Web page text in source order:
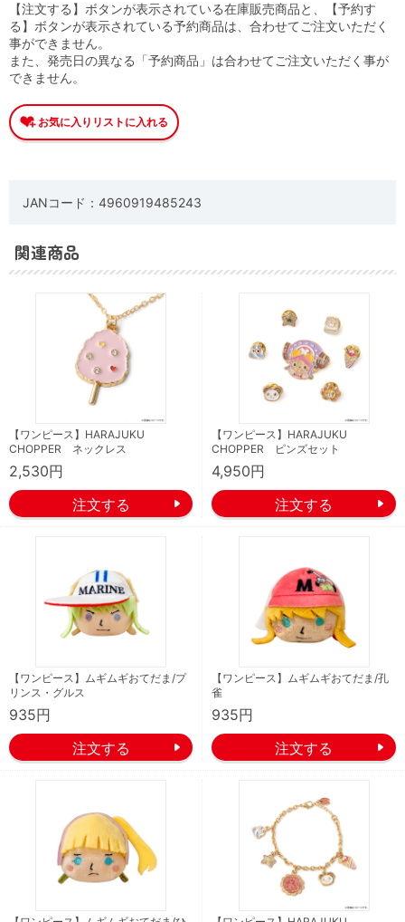
【注文する】ボタンが表示されている在庫販売商品と、【予約す
る】ボタンが表示されている予約商品は、合わせてご注文いただく
事ができません。
また、発売日の異なる「予約商品」は合わせてご注文いただく事が
できません。
JANコード：4960919485243
関連商品
【ワンピース】HARAJUKU
CHOPPER ネックレス
2,530円
【ワンピース】HARAJUKU
CHOPPER ピンズセット
4,950円
【ワンピース】ムギムギおてだま/プ
リンス・グルス
935円
【ワンピース】ムギムギおてだま/孔
雀
935円